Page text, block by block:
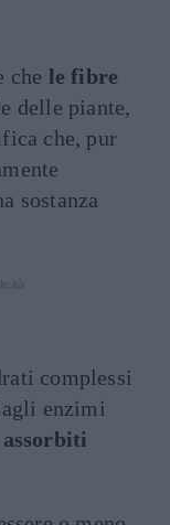
che le fibre
delle piante,
che, pur
sostanza
complessi
enzimi